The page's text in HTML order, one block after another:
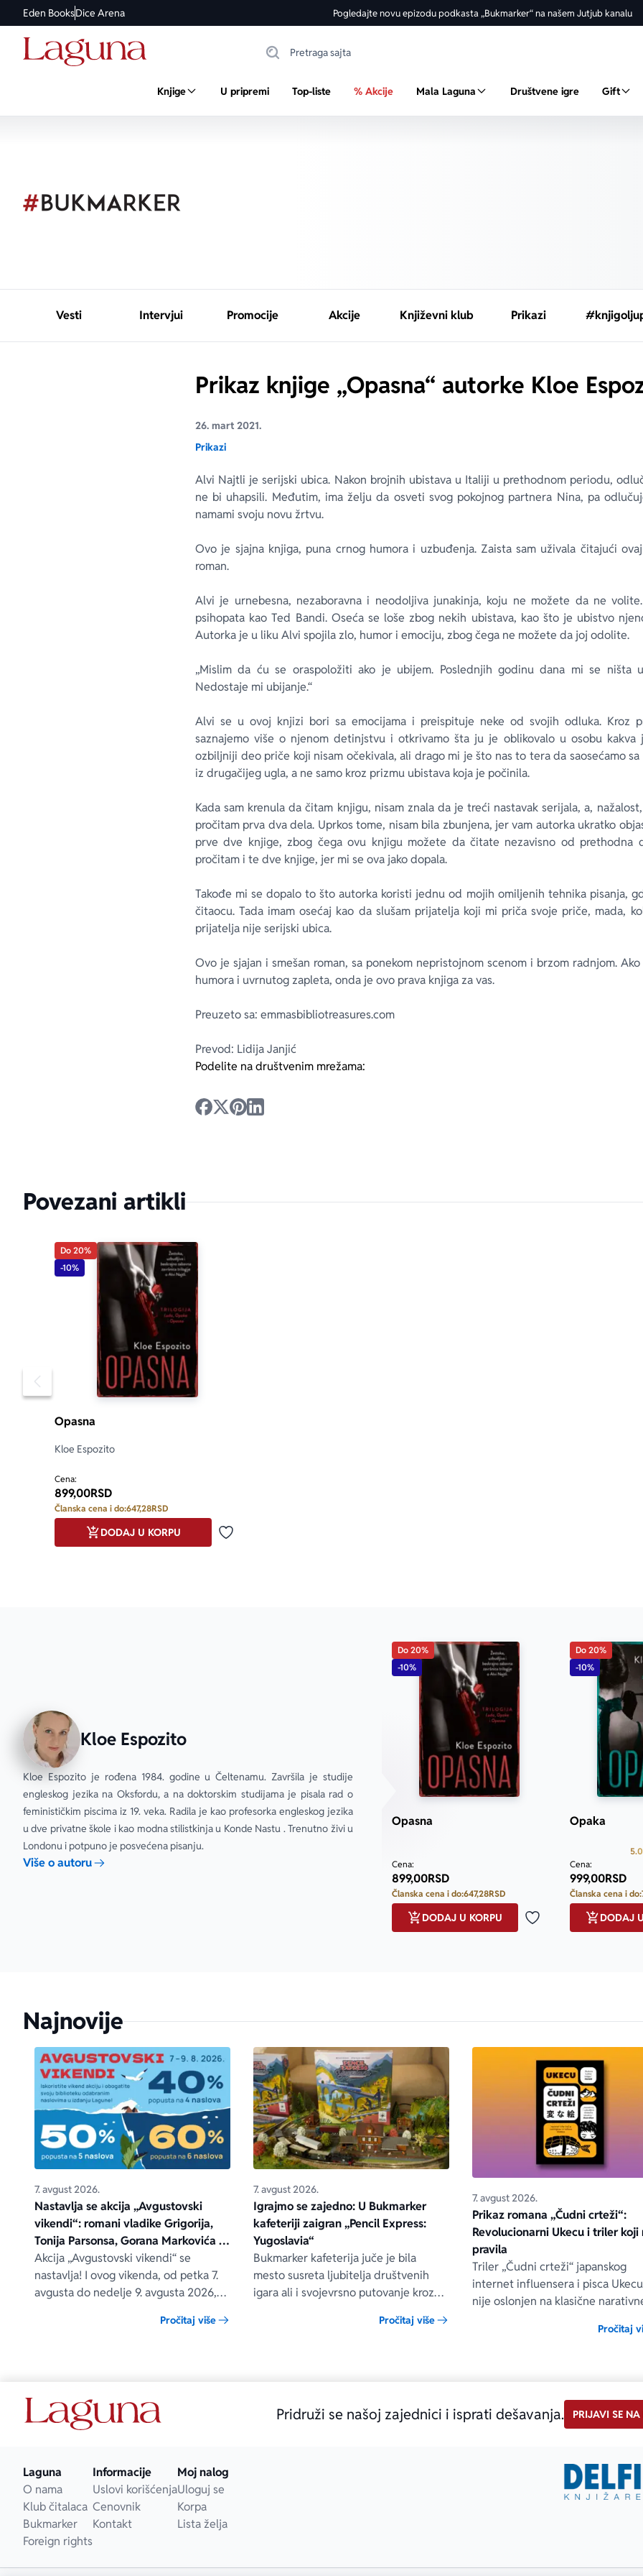
Eden BooksDice Arena Pogledajte novu epizodu podkasta „Bukmarker“ na našem Jutjub kanalu
Knjige U pripremi Top-liste % Akcije Mala Laguna Društvene igre Gift
Vesti Intervjui Promocije Akcije Književni klub Prikazi
Prikaz knjige „Opasna“ autorke Kloe
26. mart 2021.
Prikazi
Alvi Najtli je serijski ubica. Nakon brojnih ubistava u Italiji u prethodnom periodu,
ne bi uhapsili. Međutim, ima želju da osveti svog pokojnog partnera Nina, pa
namami svoju novu žrtvu.
Ovo je sjajna knjiga, puna crnog humora i uzbuđenja. Zaista sam uživala čitajući
roman.
Alvi je urnebesna, nezaboravna i neodoljiva junakinja, koju ne možete da ne
psihopata kao Ted Bandi. Oseća se loše zbog nekih ubistava, kao što je ubistvo
Autorka je u liku Alvi spojila zlo, humor i emociju, zbog čega ne možete da joj odolite.
„Mislim da ću se oraspoložiti ako je ubijem. Poslednjih godinu dana mi se ništa
Nedostaje mi ubijanje.“
Alvi se u ovoj knjizi bori sa emocijama i preispituje neke od svojih odluka. Kroz
saznajemo više o njenom detinjstvu i otkrivamo šta ju je oblikovalo u osobu kakva
ozbiljniji deo priče koji nisam očekivala, ali drago mi je što nas to tera da saosećamo
iz drugačijeg ugla, a ne samo kroz prizmu ubistava koja je počinila.
Kada sam krenula da čitam knjigu, nisam znala da je treći nastavak serijala, a,
pročitam prva dva dela. Uprkos tome, nisam bila zbunjena, jer vam autorka ukratko
prve dve knjige, zbog čega ovu knjigu možete da čitate nezavisno od prethodna
pročitam i te dve knjige, jer mi se ova jako dopala.
Takođe mi se dopalo to što autorka koristi jednu od mojih omiljenih tehnika pisanja,
čitaocu. Tada imam osećaj kao da slušam prijatelja koji mi priča svoje priče, mada,
prijatelja nije serijski ubica.
Ovo je sjajan i smešan roman, sa ponekom nepristojnom scenom i brzom radnjom.
humora i uvrnutog zapleta, onda je ovo prava knjiga za vas.
Preuzeto sa: emmasbibliotreasures.com
Prevod: Lidija Janjić
Podelite na društvenim mrežama:
Povezani artikli
Pomeranje sadržaja slajdera u levo
Do 20%
-10%
Opasna
Kloe Espozito
Cena:
899,00RSD
Članska cena i do:647,28RSD
Dodaj u omiljene
DODAJ U KORPU
Kloe Espozito
Kloe Espozito je rođena 1984. godine u Čeltenamu. Završila je studije
engleskog jezika na Oksfordu, a na doktorskim studijama je pisala rad o
feminističkim piscima iz 19. veka. Radila je kao profesorka engleskog jezika
u dve privatne škole i kao modna stilistkinja u Konde Nastu . Trenutno živi u
Londonu i potpuno je posvećena pisanju.
Više o autoru
Do 20%
-10%
Opasna
Cena:
899,00RSD
Članska cena i do:647,28RSD
Dodaj u omiljene
DODAJ U KORPU
Do 20%
-10%
Opaka
5.0
Cena:
999,00RSD
Članska cena i do:
DODAJ
Najnovije
7. avgust 2026.
Nastavlja se akcija „Avgustovski
vikendi“: romani vladike Grigorija,
Tonija Parsonsa, Gorana Markovića i
drugih – na popustu od čak 40, 50 i
60%
Akcija „Avgustovski vikendi“ se
nastavlja! I ovog vikenda, od petka 7.
avgusta do nedelje 9. avgusta 2026,
odabrane Lagunine knjige, i to na
Pročitaj više
7. avgust 2026.
Igrajmo se zajedno: U Bukmarker
kafeteriji zaigran „Pencil Express:
Yugoslavia“
Bukmarker kafeterija juče je bila
mesto susreta ljubitelja društvenih
igara ali i svojevrsno putovanje kroz
Pročitaj više
7. avgust 2026.
Prikaz romana „Čudni crteži“:
Revolucionarni Ukecu i triler koji
pravila
Triler „Čudni crteži“ japanskog
internet influensera i pisca
nije oslonjen na klasične
građenja napetosti. Umesto toga,
istinu od onoga što je izgovoreno.
Pročitaj
Pridruži se našoj zajednici i isprati dešavanja. PRIJAVI SE NA
Laguna
O nama
Klub čitalaca
Bukmarker
Foreign rights
Informacije
Uslovi korišćenja
Cenovnik
Kontakt
Moj nalog
Uloguj se
Korpa
Lista želja